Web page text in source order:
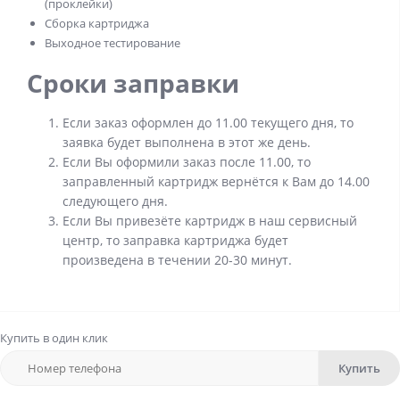
(проклейки)
Сборка картриджа
Выходное тестирование
Сроки заправки
Если заказ оформлен до 11.00 текущего дня, то
заявка будет выполнена в этот же день.
Если Вы оформили заказ после 11.00, то
заправленный картридж вернётся к Вам до 14.00
следующего дня.
Если Вы привезёте картридж в наш сервисный
центр, то заправка картриджа будет
произведена в течении 20-30 минут.
Купить в один клик
Купить